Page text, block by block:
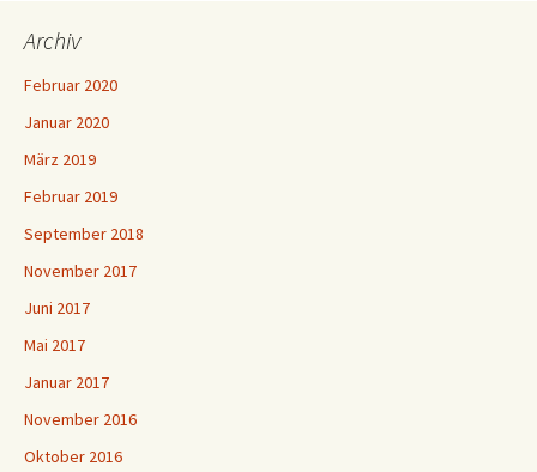
Archiv
Februar 2020
Januar 2020
März 2019
Februar 2019
September 2018
November 2017
Juni 2017
Mai 2017
Januar 2017
November 2016
Oktober 2016